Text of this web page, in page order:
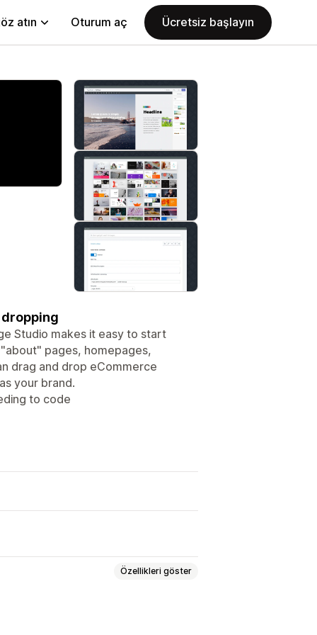
atın Oturum aç Ücretsiz başlayın
Studio makes it easy to start
pages, homepages,
drag and drop eCommerce
your brand.
to code
Özellikleri göster